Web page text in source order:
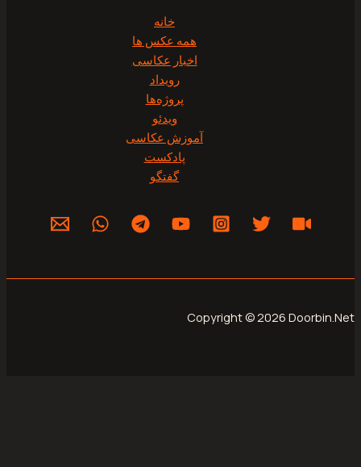
همه عکس ها
اخبار عکاسی
آموزش عکاسی
Copyright © 2026